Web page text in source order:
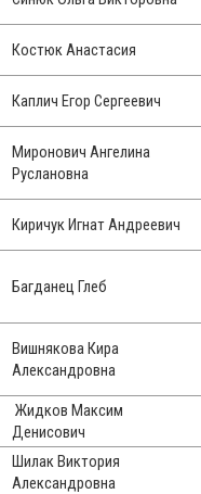
Костюк Анастасия
Каплич Егор Сергеевич
Миронович Ангелина
Руслановна
Киричук Игнат Андреевич
Багданец Глеб
Вишнякова Кира
Александровна
Жидков Максим
Денисович
Шилак Виктория
Александровна